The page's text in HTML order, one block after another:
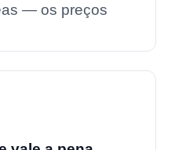
— os preços